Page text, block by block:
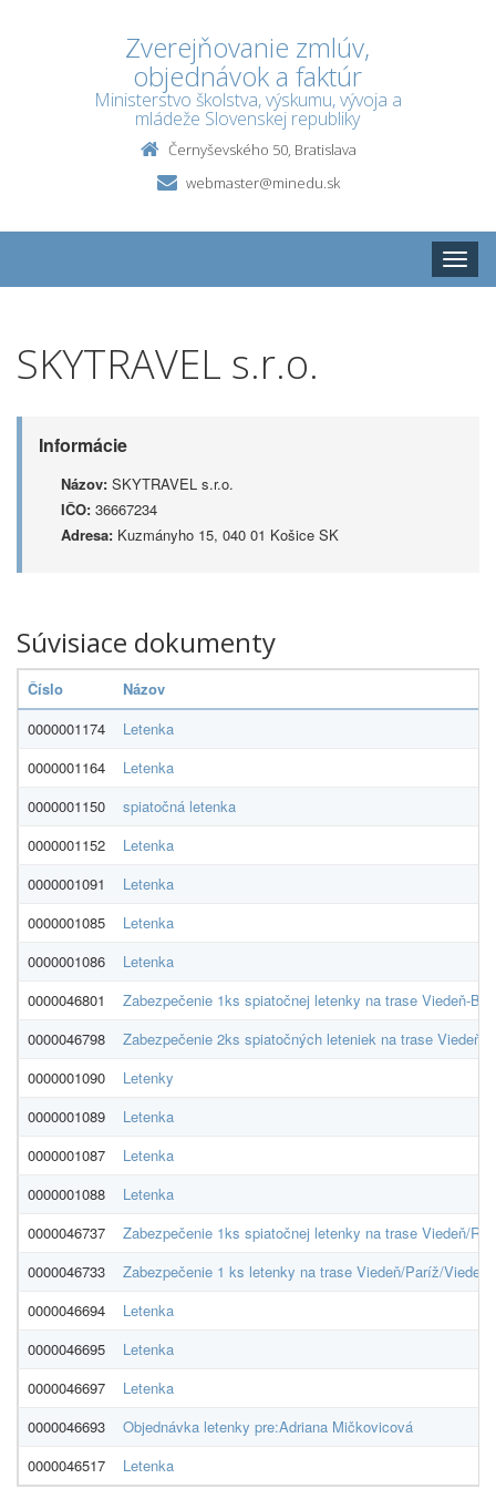
Zverejňovanie zmlúv,
objednávok a faktúr
Ministerstvo školstva, výskumu, vývoja a
mládeže Slovenskej republiky
Černyševského 50, Bratislava
webmaster@minedu.sk
Toggle
SKYTRAVEL s.r.o.
Informácie
Názov: SKYTRAVEL s.r.o.
IČO: 36667234
Adresa: Kuzmányho 15, 040 01 Košice SK
Súvisiace dokumenty
Číslo
Názov
0000001174
Letenka
0000001164
Letenka
0000001150
spiatočná letenka
0000001152
Letenka
0000001091
Letenka
0000001085
Letenka
0000001086
Letenka
0000046801
Zabezpečenie 1ks spiatočnej letenky na trase Viedeň-
0000046798
Zabezpečenie 2ks spiatočných leteniek na trase Viedeň-
0000001090
Letenky
0000001089
Letenka
0000001087
Letenka
0000001088
Letenka
0000046737
Zabezpečenie 1ks spiatočnej letenky na trase Viedeň/
0000046733
Zabezpečenie 1 ks letenky na trase Viedeň/Paríž/Viedeň
0000046694
Letenka
0000046695
Letenka
0000046697
Letenka
0000046693
Objednávka letenky pre:Adriana Mičkovicová
0000046517
Letenka